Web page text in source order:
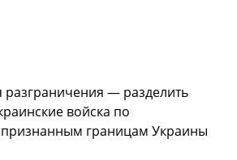
разграничения — разделить
войска по
границам Украины